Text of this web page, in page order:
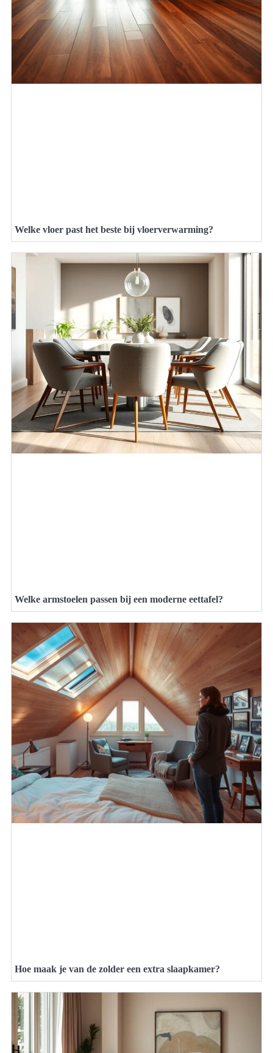
Welke vloer past het beste bij vloerverwarming?
Welke armstoelen passen bij een moderne eettafel?
Hoe maak je van de zolder een extra slaapkamer?